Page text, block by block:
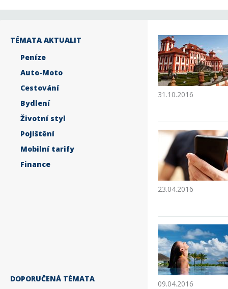
TÉMATA AKTUALIT
Peníze
Auto-Moto
Cestování
Bydlení
Životní styl
Pojištění
Mobilní tarify
Finance
DOPORUČENÁ TÉMATA
31.10.2016
23.04.2016
09.04.2016